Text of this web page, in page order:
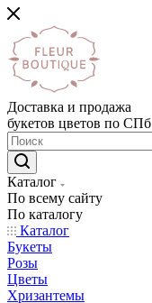
Доставка и продажа
букетов цветов по СПб
Каталог
По всему сайту
По каталогу
Каталог
Букеты
Розы
Цветы
Хризантемы